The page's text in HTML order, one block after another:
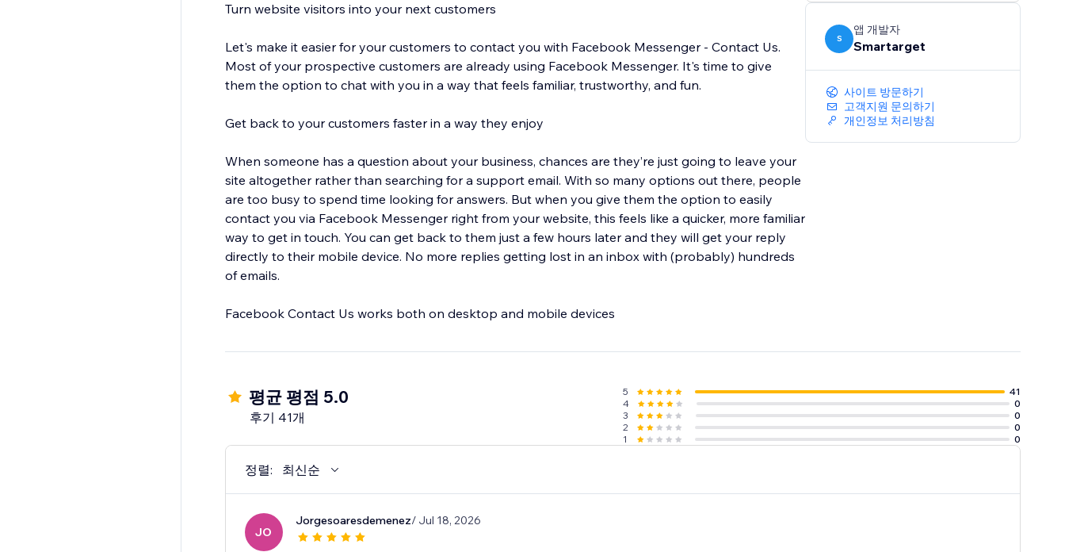
Turn website visitors into your next customers
Let's make it easier for your customers to contact you with Facebook Messenger - Contact Us.
Most of your prospective customers are already using Facebook Messenger. It's time to give
them the option to chat with you in a way that feels familiar, trustworthy, and fun.
Get back to your customers faster in a way they enjoy
When someone has a question about your business, chances are they’re just going to leave your
site altogether rather than searching for a support email. With so many options out there, people
are too busy to spend time looking for answers. But when you give them the option to easily
contact you via Facebook Messenger right from your website, this feels like a quicker, more familiar
way to get in touch. You can get back to them just a few hours later and they will get your reply
directly to their mobile device. No more replies getting lost in an inbox with (probably) hundreds
of emails.
Facebook Contact Us works both on desktop and mobile devices
S
앱 개발자
Smartarget
사이트 방문하기
고객지원 문의하기
개인정보 처리방침
평균 평점 5.0
후기 41개
5
41
4
0
3
0
2
0
1
0
정렬: 최신순
JO
Jorgesoaresdemenez/ Jul 18, 2026